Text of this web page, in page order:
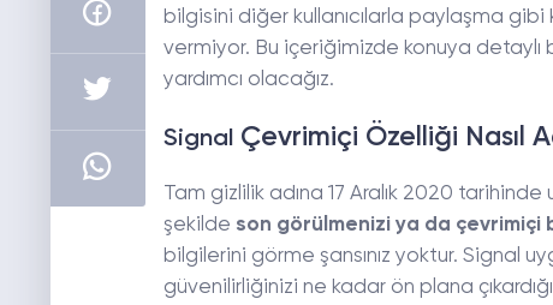
bilgisini diğer kullanıcılarla paylaşma
vermiyor. Bu içeriğimizde konuya detaylı
yardımcı olacağız.
SignalÇevrimiçi Özelliği Nasıl
Tam gizlilik adına 17 Aralık 2020
şekilde son görülmenizi ya da çevrimiçi
bilgilerini görme şansınız yoktur. Signal
güvenilirliğinizi ne kadar ön plana